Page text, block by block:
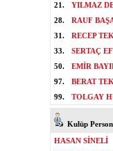
21.
YILMAZ
28.
RAUF
31.
RECEP
33.
SERTAÇ
50.
EMİR
97.
BERAT
99.
TOLGAY
Kulüp
HASAN SİNELİ